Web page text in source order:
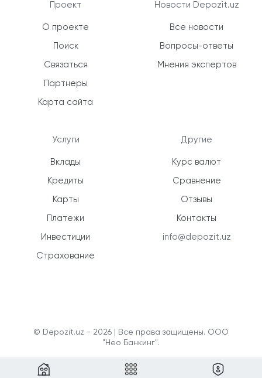
Проект
О проекте
Поиск
Связаться
Партнеры
Карта сайта
Услуги
Вклады
Кредиты
Карты
Платежи
Инвестиции
Страхование
Новости Depozit.uz
Все новости
Вопросы-ответы
Мнения экспертов
Другие
Курс валют
Сравнение
Отзывы
Контакты
info@depozit.uz
© Depozit.uz - 2026 | Все права защищены. ООО
"Нео Банкинг".